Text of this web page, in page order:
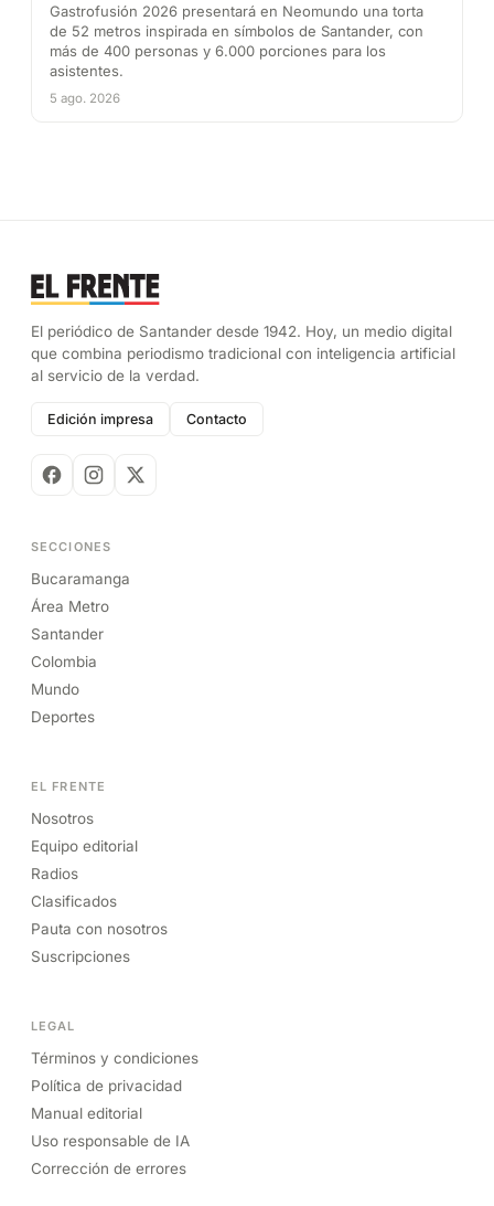
Gastrofusión 2026 presentará en Neomundo una torta
de 52 metros inspirada en símbolos de Santander, con
más de 400 personas y 6.000 porciones para los
asistentes.
5 ago. 2026
El periódico de Santander desde 1942. Hoy, un medio digital
que combina periodismo tradicional con inteligencia artificial
al servicio de la verdad.
Edición impresa Contacto
SECCIONES
Bucaramanga
Área Metro
Santander
Colombia
Mundo
Deportes
EL FRENTE
Nosotros
Equipo editorial
Radios
Clasificados
Pauta con nosotros
Suscripciones
LEGAL
Términos y condiciones
Política de privacidad
Manual editorial
Uso responsable de IA
Corrección de errores